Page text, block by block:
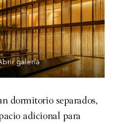
galería
dormitorio separados,
adicional para